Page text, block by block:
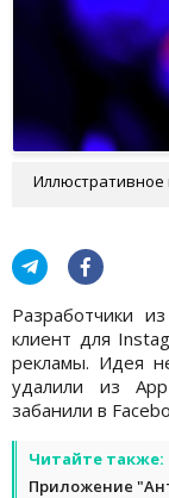
Иллюстративное
Разработчики
клиент для
рекламы. Идея
удалили из
забанили в
Читайте также:
Приложение